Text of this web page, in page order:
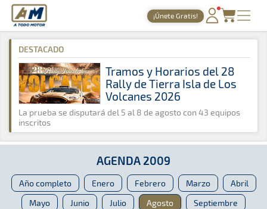
A Todo Motor · Revista del motor desde 1999
¡Únete Gratis!
PORTADA
TIEMPOS ONLINE
NOTICIAS
AGENDA
GALERÍAS
ARCHIVO
A Todo Motor » Agenda » 2009 » Agosto
DESTACADO
Tramos y Horarios del 28
Rally de Tierra Isla de Los
Volcanes 2026
La prueba se disputará del 5 al 8 de agosto con 43 equipos
inscritos
AGENDA 2009
Año completo Enero Febrero Marzo
Abril
Mayo
Junio Julio Agosto
Septiembre